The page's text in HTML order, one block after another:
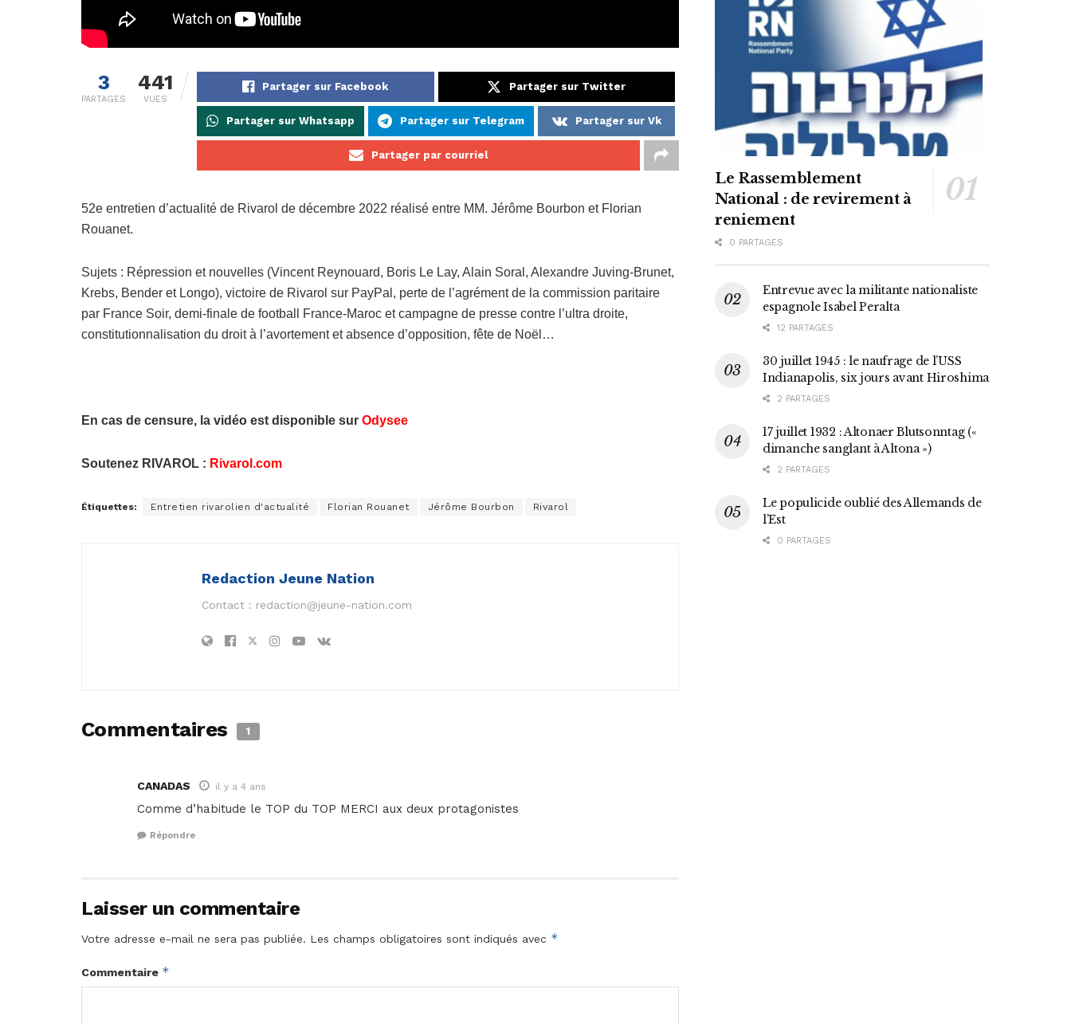
3
PARTAGES
441
VUES
Partager sur Facebook Partager sur Twitter
Partager sur Whatsapp Partager sur Telegram Partager sur Vk
Partager par courriel
52e entretien d’actualité de Rivarol de décembre 2022 réalisé entre MM. Jérôme Bourbon et Florian
Rouanet.
Sujets : Répression et nouvelles (Vincent Reynouard, Boris Le Lay, Alain Soral, Alexandre Juving-Brunet,
Krebs, Bender et Longo), victoire de Rivarol sur PayPal, perte de l’agrément de la commission paritaire
par France Soir, demi-finale de football France-Maroc et campagne de presse contre l’ultra droite,
constitutionnalisation du droit à l’avortement et absence d’opposition, fête de Noël…
En cas de censure, la vidéo est disponible sur Odysee
Soutenez RIVAROL : Rivarol.com
Étiquettes: Entretien rivarolien d'actualité Florian Rouanet Jérôme Bourbon Rivarol
Redaction Jeune Nation
Contact : redaction@jeune-nation.com
Commentaires 1
CANADAS il y a 4 ans
Comme d’habitude le TOP du TOP MERCI aux deux protagonistes
Répondre
Laisser un commentaire
Votre adresse e-mail ne sera pas publiée. Les champs obligatoires sont indiqués avec *
Commentaire *
Le Rassemblement
National : de revirement à
reniement
0 PARTAGES
Entrevue avec la militante nationaliste
espagnole Isabel Peralta
12 PARTAGES
30 juillet 1945 : le naufrage de l’USS
Indianapolis, six jours avant Hiroshima
2 PARTAGES
17 juillet 1932 : Altonaer Blutsonntag («
dimanche sanglant à Altona »)
2 PARTAGES
Le populicide oublié des Allemands de
l’Est
0 PARTAGES